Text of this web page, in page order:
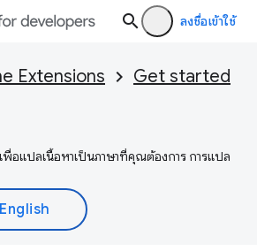
ลงชื่อเข้าใช้
Extensions Get started
พื่อแปลเนื้อหาเป็นภาษาที่คุณต้องการ การแปล